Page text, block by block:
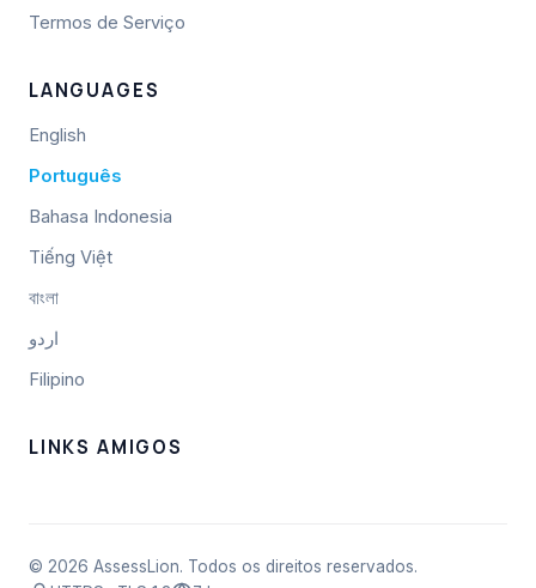
Termos de Serviço
LANGUAGES
English
Português
Bahasa Indonesia
Tiếng Việt
বাংলা
اردو
Filipino
LINKS AMIGOS
© 2026 AssessLion. Todos os direitos reservados.